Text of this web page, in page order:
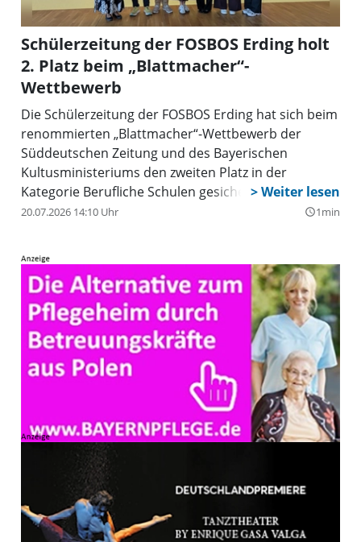
Schülerzeitung der FOSBOS Erding holt
2. Platz beim „Blattmacher“-
Wettbewerb
Die Schülerzeitung der FOSBOS Erding hat sich beim
renommierten „Blattmacher“-Wettbewerb der
Süddeutschen Zeitung und des Bayerischen
Kultusministeriums den zweiten Platz in der
Kategorie Berufliche Schulen gesichert.
20.07.2026 14:10 Uhr query_builder1min